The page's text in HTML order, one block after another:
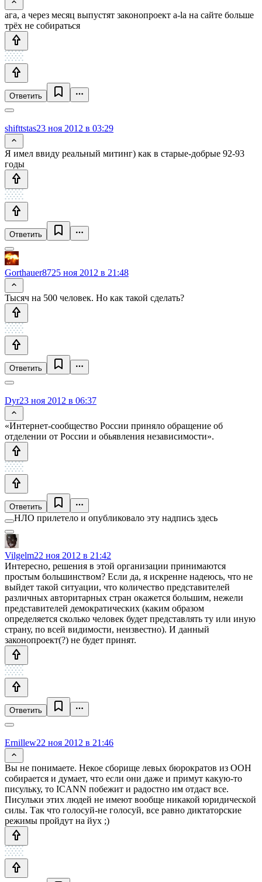
ага, а через месяц выпустят законопроект a-la на сайте больше
трёх не собираться
Ответить
shifttstas23 ноя 2012 в 03:29
Я имел ввиду реальный митинг) как в старые-добрые 92-93
годы
Ответить
Gorthauer8725 ноя 2012 в 21:48
Тысяч на 500 человек. Но как такой сделать?
Ответить
Dyr23 ноя 2012 в 06:37
«Интернет-сообщество России приняло обращение об
отделении от России и обьявления независимости».
Ответить
НЛО прилетело и опубликовало эту надпись здесь
Vilgelm22 ноя 2012 в 21:42
Интересно, решения в этой организации принимаются
простым большинством? Если да, я искренне надеюсь, что не
выйдет такой ситуации, что количество представителей
различных авторитарных стран окажется большим, нежели
представителей демократических (каким образом
определяется сколько человек будет представлять ту или иную
страну, по всей видимости, неизвестно). И данный
законопроект(?) не будет принят.
Ответить
Ernillew22 ноя 2012 в 21:46
Вы не понимаете. Некое сборище левых бюрократов из ООН
собирается и думает, что если они даже и примут какую-то
писульку, то ICANN побежит и радостно им отдаст все.
Писульки этих людей не имеют вообще никакой юридической
силы. Так что голосуй-не голосуй, все равно диктаторские
режимы пройдут на йух ;)